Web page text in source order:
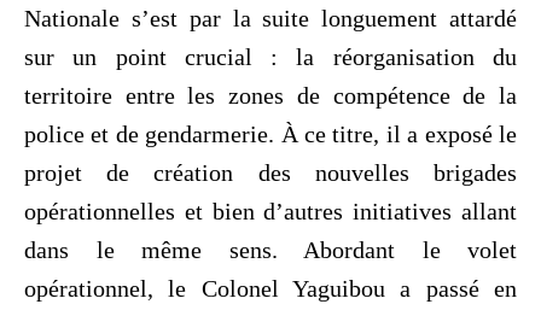
Nationale s’est par la suite longuement attardé
sur un point crucial : la réorganisation du
territoire entre les zones de compétence de la
police et de gendarmerie. À ce titre, il a exposé le
projet de création des nouvelles brigades
opérationnelles et bien d’autres initiatives allant
dans le même sens. Abordant le volet
opérationnel, le Colonel Yaguibou a passé en